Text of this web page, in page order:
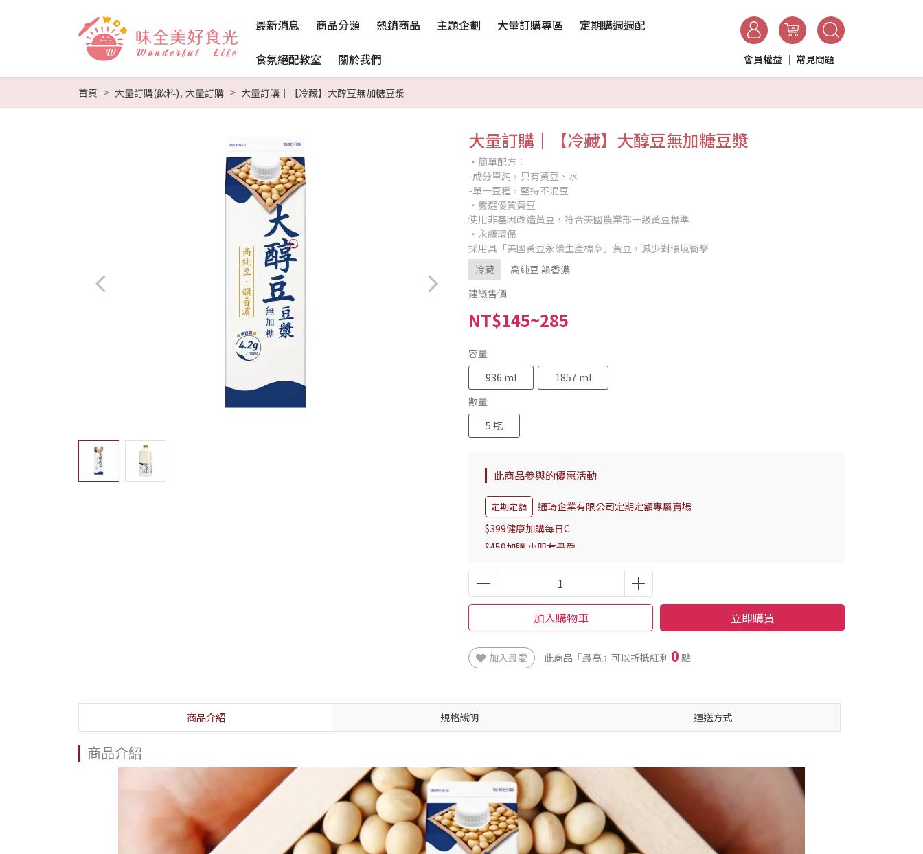
最新消息 商品分類 熱銷商品 主題企劃 大量訂購專區 定期購週週配
食氛絕配教室 關於我們 會員權益 常見問題
首頁 大量訂購(飲料), 大量訂購 大量訂購｜【冷藏】大醇豆無加糖豆漿
大量訂購｜【冷藏】大醇豆無加糖豆漿
‧簡單配方：
-成分單純，只有黃豆、水
-單一豆種，堅持不混豆
‧嚴選優質黃豆
使用非基因改造黃豆，符合美國農業部一級黃豆標準
‧永續環保
採用具「美國黃豆永續生產標章」黃豆，減少對環境衝擊
冷藏
高純豆 韻香濃
建議售價
NT$145~285
容量
936 ml
1857 ml
數量
5 瓶
此商品參與的優惠活動
定期定額
通琦企業有限公司定期定額專屬賣場
$399健康加購每日C
$459加購 小朋友最愛
加入購物車 立即購買
加入最愛 此商品『最高』可以折抵紅利 0 點
商品介紹 規格說明 運送方式
商品介紹